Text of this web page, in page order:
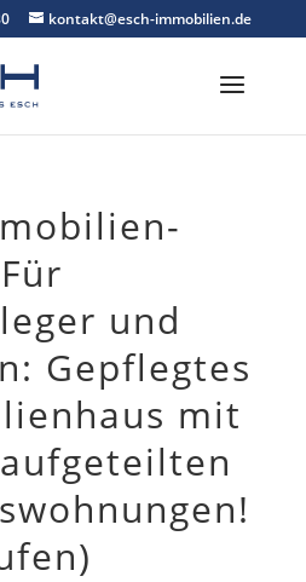
kontakt@esch-immobilien.de
und
Gepflegtes
mit